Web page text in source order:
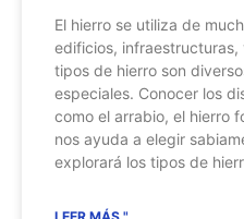
El hierro se utiliza de
edificios,
tipos de hierro son
especiales. Conocer los
como el arrabio, el hierro
nos ayuda a elegir
explorará los tipos de